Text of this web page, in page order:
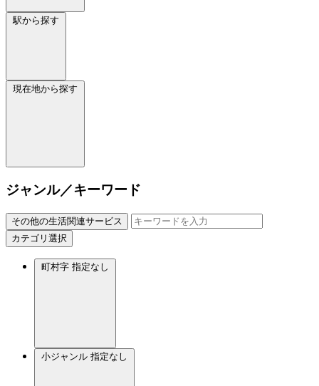
駅から探す
現在地から探す
ジャンル／キーワード
その他の生活関連サービス
カテゴリ選択
町村字 指定なし
小ジャンル 指定なし